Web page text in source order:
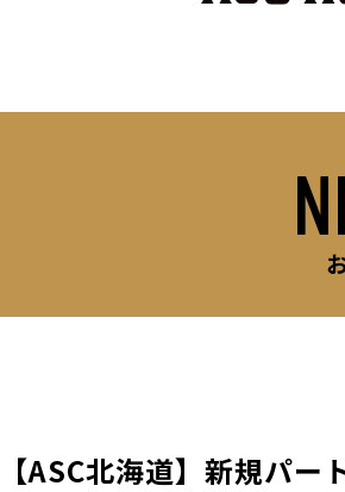
【ASC北海道】新規パ